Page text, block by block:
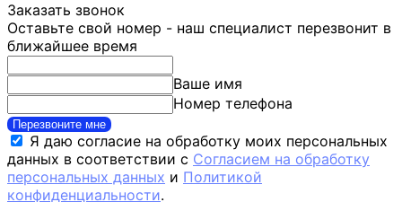
Заказать звонок
Оставьте свой номер - наш специалист перезвонит в
ближайшее время
Ваше имя
Номер телефона
Перезвоните мне
Я даю согласие на обработку моих персональных
данных в соответствии с Согласием на обработку
персональных данных и Политикой
конфиденциальности.